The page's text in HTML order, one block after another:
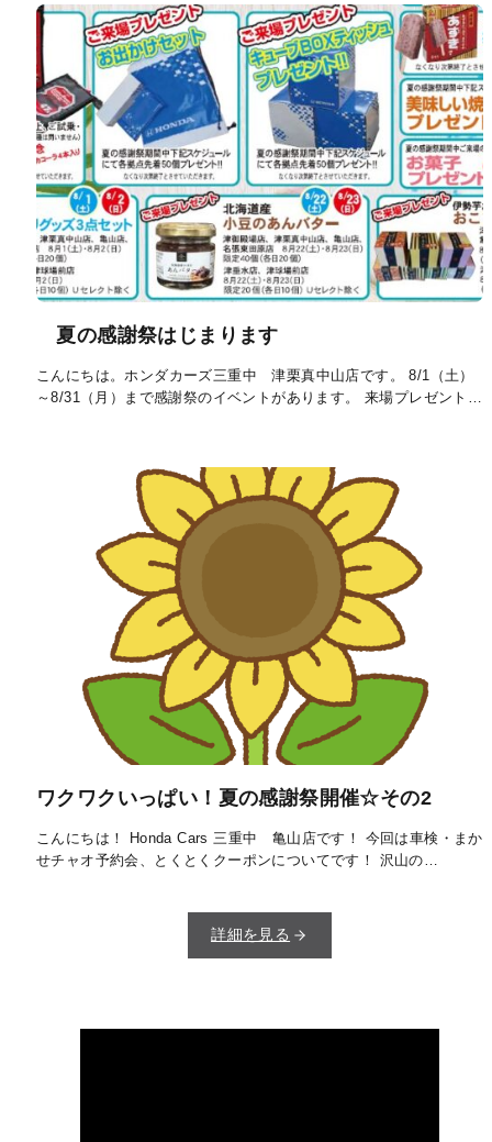
夏の感謝祭はじまります
こんにちは。ホンダカーズ三重中 津栗真中山店です。 8/1（土）
～8/31（月）まで感謝祭のイベントがあります。 来場プレゼント…
ワクワクいっぱい！夏の感謝祭開催☆その2
こんにちは！ Honda Cars 三重中 亀山店です！ 今回は車検・まか
せチャオ予約会、とくとくクーポンについてです！ 沢山の…
詳細を見る